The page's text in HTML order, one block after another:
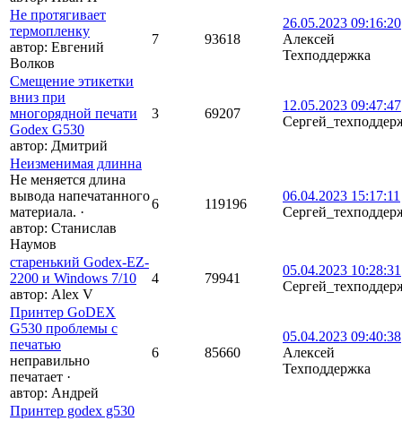
Не протягивает
термопленку
автор: Евгений
Волков
7 93618
26.05.2023 09:16:20
Алексей
Техподдержка
Смещение этикетки
вниз при
многорядной печати
Godex G530
автор: Дмитрий
3 69207
12.05.2023 09:47:47
Неизменимая длинна
Не меняется длина
вывода напечатанного
материала. ·
автор: Станислав
Наумов
6 119196
06.04.2023 15:17:11
старенький Godex-EZ-
2200 и Windows 7/10
автор: Alex V
4 79941
05.04.2023 10:28:31
Принтер GoDEX
G530 проблемы с
печатью
неправильно
печатает ·
автор: Андрей
6 85660
05.04.2023 09:40:38
Алексей
Техподдержка
Принтер godex g530